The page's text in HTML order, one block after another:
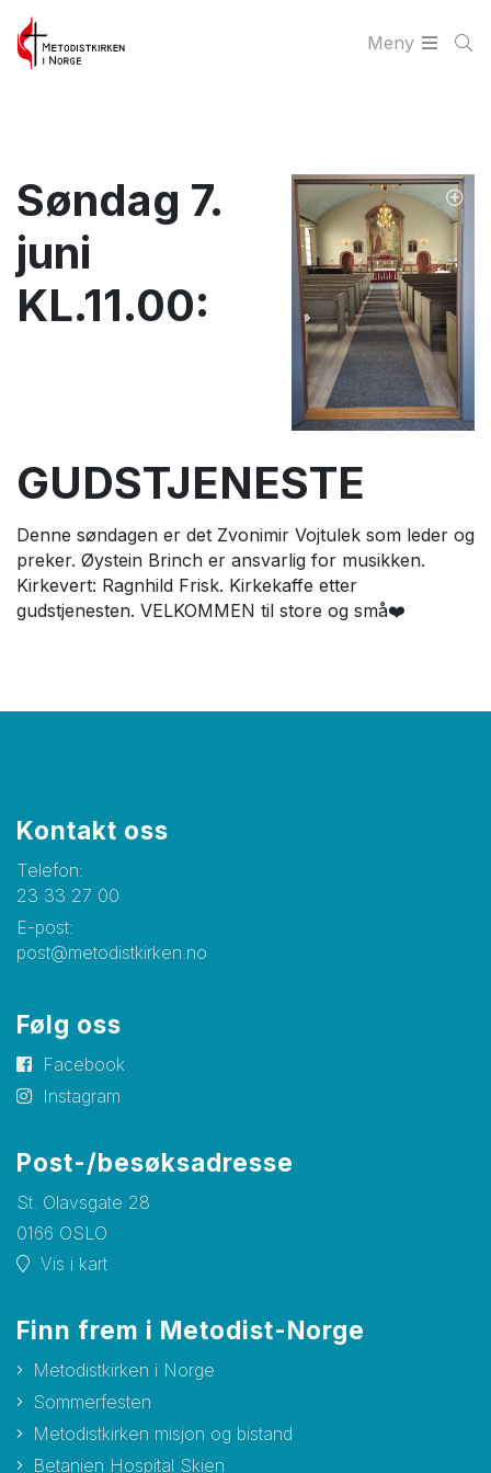
Meny
Søndag 7.
juni
KL.11.00:
GUDSTJENESTE
Denne søndagen er det Zvonimir Vojtulek som leder og
preker. Øystein Brinch er ansvarlig for musikken.
Kirkevert: Ragnhild Frisk. Kirkekaffe etter
gudstjenesten. VELKOMMEN til store og små❤️
Kontakt oss
Telefon:
23 33 27 00
E-post:
post@metodistkirken.no
Følg oss
Facebook
Instagram
Post-/besøksadresse
St. Olavsgate 28
0166 OSLO
Vis i kart
Finn frem i Metodist-Norge
Metodistkirken i Norge
Sommerfesten
Metodistkirken misjon og bistand
Betanien Hospital Skien